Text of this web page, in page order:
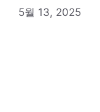
5월 13, 2025